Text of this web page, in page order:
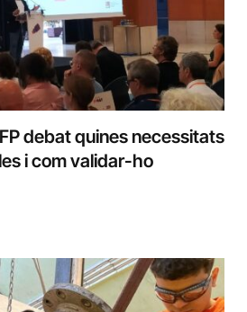
debat quines necessitats
i com validar-ho